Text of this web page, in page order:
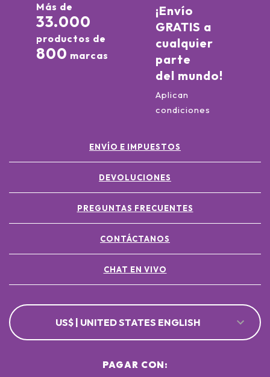
Más de
33.000
productos de
800 marcas
¡Envío
GRATIS a
cualquier
parte
del mundo!
Aplican
condiciones
ENVÍO E IMPUESTOS
DEVOLUCIONES
PREGUNTAS FRECUENTES
CONTÁCTANOS
CHAT EN VIVO
US$ | UNITED STATES ENGLISH
PAGAR CON: